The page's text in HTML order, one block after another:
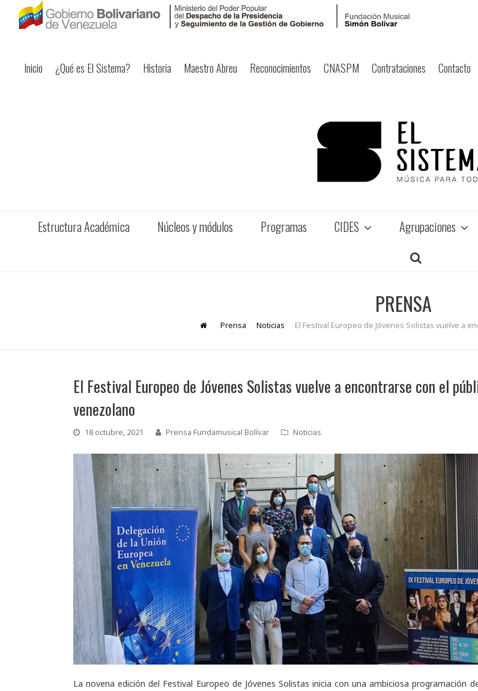
Inicio ¿Qué es El Sistema? Historia Maestro Abreu Reconocimientos CNASPM Contrataciones Contacto
Estructura Académica Núcleos y módulos Programas CIDES Agrupaciones
PRENSA
Prensa Noticias El Festival Europeo de Jóvenes Solistas vuelve a
El Festival Europeo de Jóvenes Solistas vuelve a encontrarse con el
venezolano
18 octubre, 2021 Prensa Fundamusical Bolívar Noticias
La novena edición del Festival Europeo de Jóvenes Solistas inicia con una ambiciosa programación